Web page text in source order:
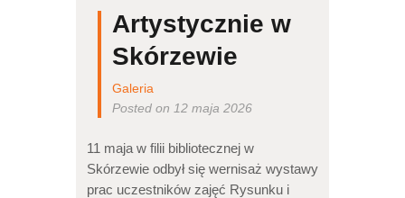
Artystycznie w
Skórzewie
Galeria
Posted on 12 maja 2026
11 maja w filii bibliotecznej w
Skórzewie odbył się wernisaż wystawy
prac uczestników zajęć Rysunku i